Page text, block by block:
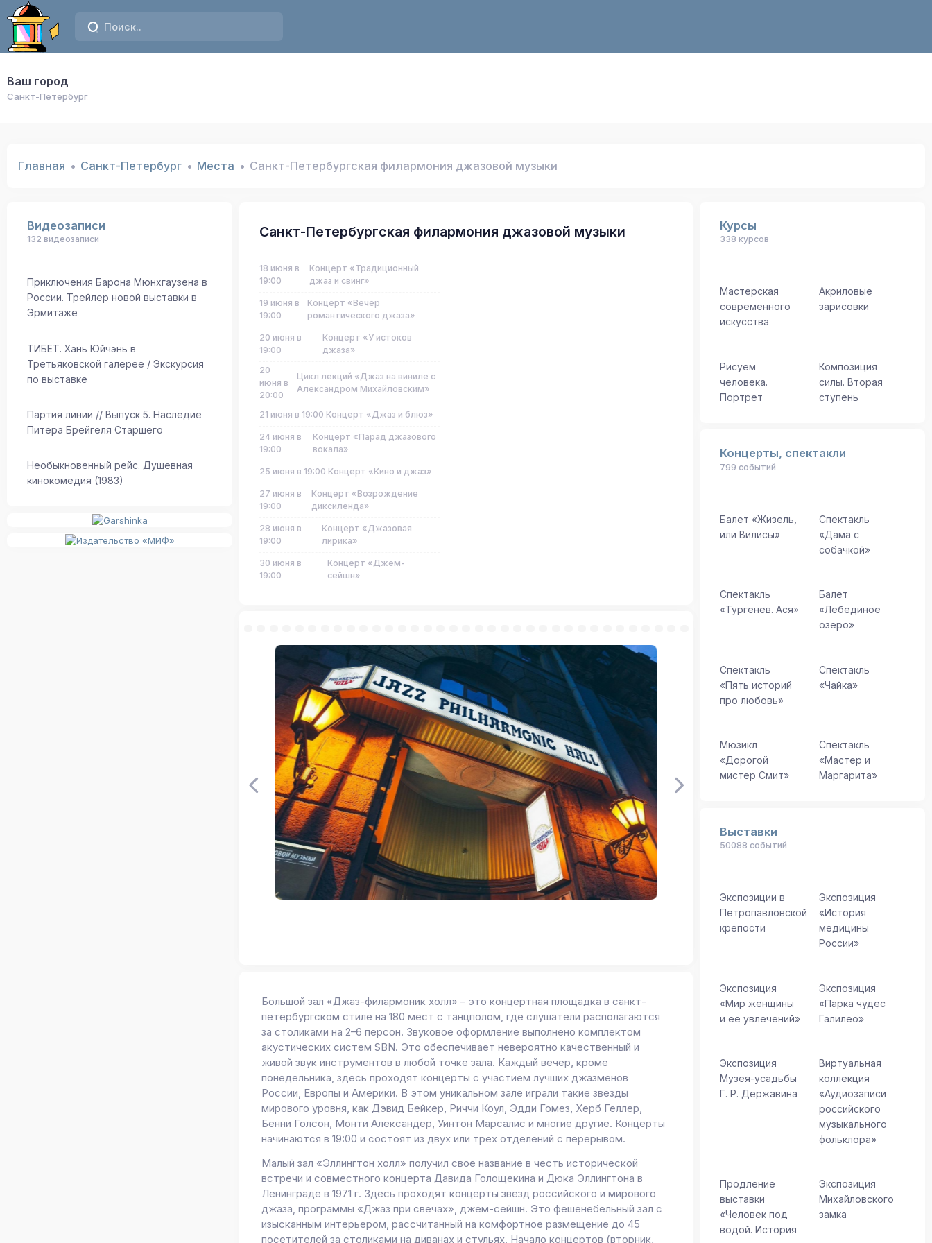
Ваш город
Санкт-Петербург
Главная Санкт-Петербург Места Санкт-Петербургская филармония джазовой музыки
Видеозаписи
132 видеозаписи
Приключения Барона Мюнхгаузена в
России. Трейлер новой выставки в
Эрмитаже
ТИБЕТ. Хань Юйчэнь в
Третьяковской галерее / Экскурсия
по выставке
Партия линии // Выпуск 5. Наследие
Питера Брейгеля Старшего
Необыкновенный рейс. Душевная
кинокомедия (1983)
Санкт-Петербургская филармония джазовой музыки
18 июня в
19:00
Концерт «Традиционный
джаз и свинг»
19 июня в
19:00
Концерт «Вечер
романтического джаза»
20 июня в
19:00
Концерт «У истоков
джаза»
20
июня в
20:00
Цикл лекций «Джаз на виниле с
Александром Михайловским»
21 июня в 19:00 Концерт «Джаз и блюз»
24 июня в
19:00
Концерт «Парад джазового
вокала»
25 июня в 19:00 Концерт «Кино и джаз»
27 июня в
19:00
Концерт «Возрождение
диксиленда»
28 июня в
19:00
Концерт «Джазовая
лирика»
30 июня в
19:00
Концерт «Джем-
сейшн»
Большой зал «Джаз-филармоник холл» – это концертная площадка в санкт-
петербургском стиле на 180 мест с танцполом, где слушатели располагаются
за столиками на 2–6 персон. Звуковое оформление выполнено комплектом
акустических систем SBN. Это обеспечивает невероятно качественный и
живой звук инструментов в любой точке зала. Каждый вечер, кроме
понедельника, здесь проходят концерты с участием лучших джазменов
России, Европы и Америки. В этом уникальном зале играли такие звезды
мирового уровня, как Дэвид Бейкер, Риччи Коул, Эдди Гомез, Херб Геллер,
Бенни Голсон, Монти Александер, Уинтон Марсалис и многие другие. Концерты
начинаются в 19:00 и состоят из двух или трех отделений с перерывом.
Малый зал «Эллингтон холл» получил свое название в честь исторической
встречи и совместного концерта Давида Голощекина и Дюка Эллингтона в
Ленинграде в 1971 г. Здесь проходят концерты звезд российского и мирового
джаза, программы «Джаз при свечах», джем-сейшн. Это фешенебельный зал с
изысканным интерьером, рассчитанный на комфортное размещение до 45
посетителей за столиками на диванах и стульях. Начало концертов (вторник,
Курсы
338 курсов
Мастерская
современного
искусства
Акриловые
зарисовки
Рисуем
человека.
Портрет
Композиция
силы. Вторая
ступень
Концерты, спектакли
799 событий
Балет «Жизель,
или Вилисы»
Спектакль
«Дама с
собачкой»
Спектакль
«Тургенев. Ася»
Балет
«Лебединое
озеро»
Спектакль
«Пять историй
про любовь»
Спектакль
«Чайка»
Мюзикл
«Дорогой
мистер Смит»
Спектакль
«Мастер и
Маргарита»
Выставки
50088 событий
Экспозиции в
Петропавловской
крепости
Экспозиция
«История
медицины
России»
Экспозиция
«Мир женщины
и ее увлечений»
Экспозиция
«Парка чудес
Галилео»
Экспозиция
Музея-усадьбы
Г. Р. Державина
Виртуальная
коллекция
«Аудиозаписи
российского
музыкального
фольклора»
Продление
выставки
«Человек под
водой. История
Экспозиция
Михайловского
замка